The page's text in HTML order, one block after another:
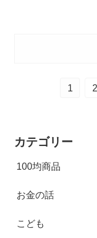
1 2
カテゴリー
100均商品
お金の話
こども